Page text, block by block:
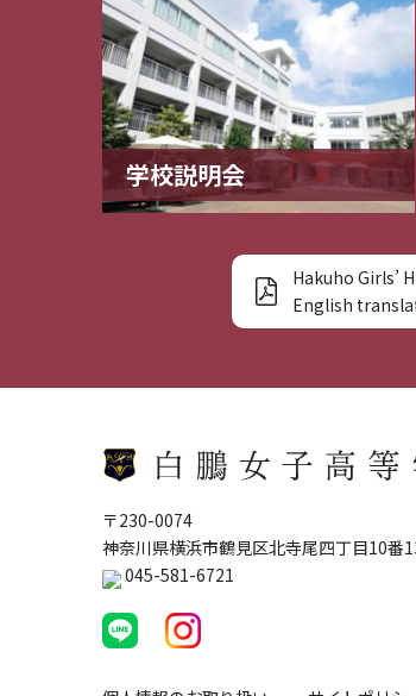
学校説明会
Hakuho Girls’
English
〒230-0074
神奈川県横浜市鶴見区北寺尾四丁目10番
045-581-6721